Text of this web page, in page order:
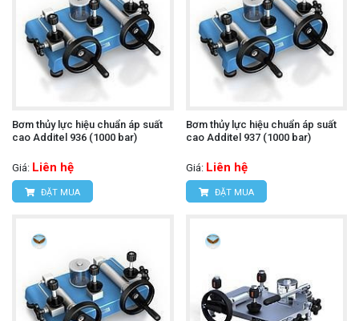
Bơm thủy lực hiệu chuẩn áp suất
cao Additel 936 (1000 bar)
Giá: Liên hệ
ĐẶT MUA
Bơm thủy lực hiệu chuẩn áp suất
cao Additel 937 (1000 bar)
Giá: Liên hệ
ĐẶT MUA